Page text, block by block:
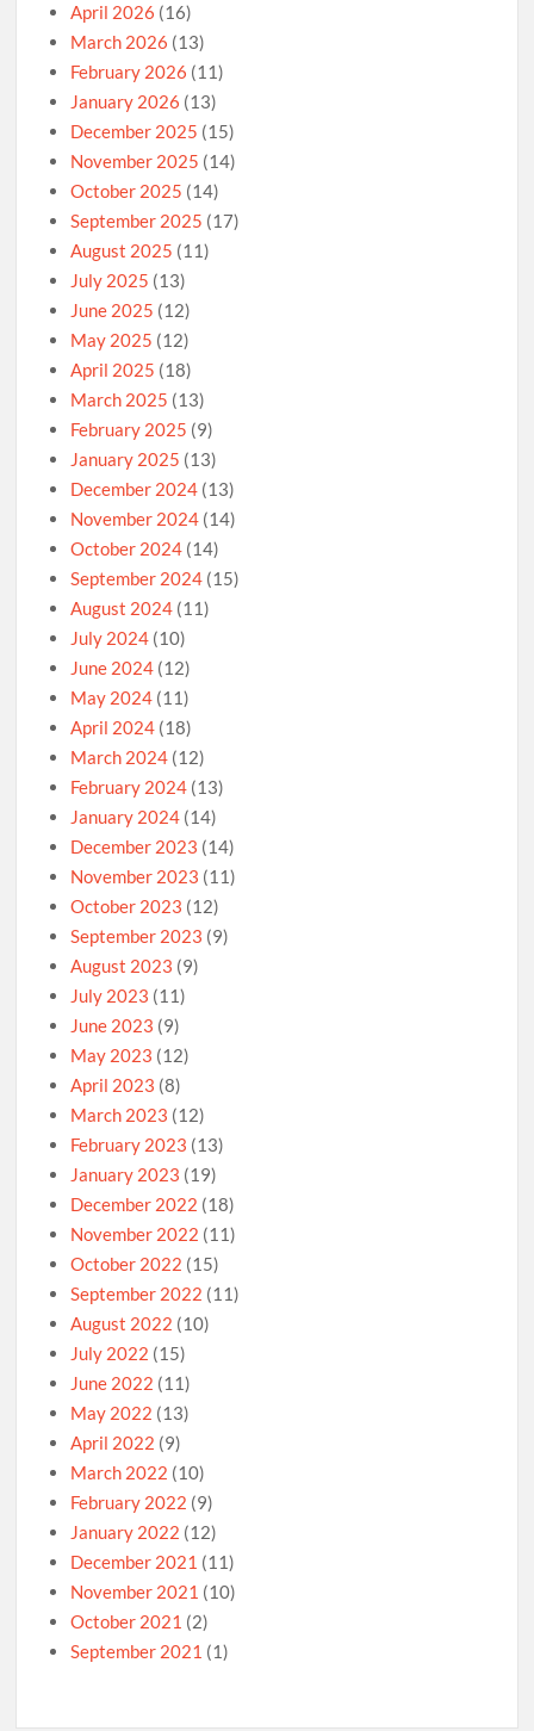
April 2026 (16)
March 2026 (13)
February 2026 (11)
January 2026 (13)
December 2025 (15)
November 2025 (14)
October 2025 (14)
September 2025 (17)
August 2025 (11)
July 2025 (13)
June 2025 (12)
May 2025 (12)
April 2025 (18)
March 2025 (13)
February 2025 (9)
January 2025 (13)
December 2024 (13)
November 2024 (14)
October 2024 (14)
September 2024 (15)
August 2024 (11)
July 2024 (10)
June 2024 (12)
May 2024 (11)
April 2024 (18)
March 2024 (12)
February 2024 (13)
January 2024 (14)
December 2023 (14)
November 2023 (11)
October 2023 (12)
September 2023 (9)
August 2023 (9)
July 2023 (11)
June 2023 (9)
May 2023 (12)
April 2023 (8)
March 2023 (12)
February 2023 (13)
January 2023 (19)
December 2022 (18)
November 2022 (11)
October 2022 (15)
September 2022 (11)
August 2022 (10)
July 2022 (15)
June 2022 (11)
May 2022 (13)
April 2022 (9)
March 2022 (10)
February 2022 (9)
January 2022 (12)
December 2021 (11)
November 2021 (10)
October 2021 (2)
September 2021 (1)